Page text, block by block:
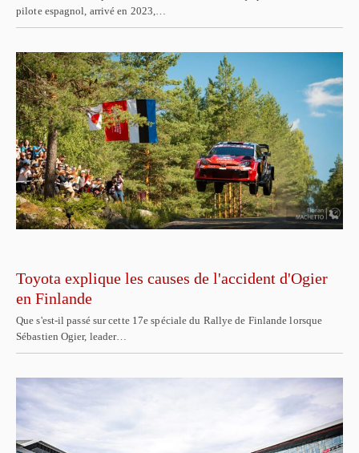
pilote espagnol, arrivé en 2023,…
Toyota explique les causes de l'accident d'Ogier
en Finlande
Que s'est-il passé sur cette 17e spéciale du Rallye de Finlande lorsque
Sébastien Ogier, leader…